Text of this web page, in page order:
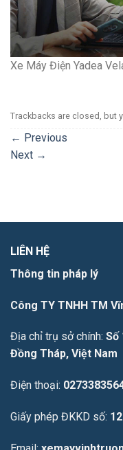
Xe Máy Điện Yadea
Trackbacks are closed, but
← Previous
Next →
LIÊN HỆ
Thông tin pháp lý
Công TY TNHH TM
Địa chỉ trụ sở chính: Số
Đồng Tháp, Việt Nam
Điện thoại:
Giấy phép ĐKKD số: